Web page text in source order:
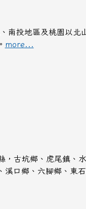
南投地區及桃園以北
more...
古坑鄉、虎尾鎮、
溪口鄉、六腳鄉、東